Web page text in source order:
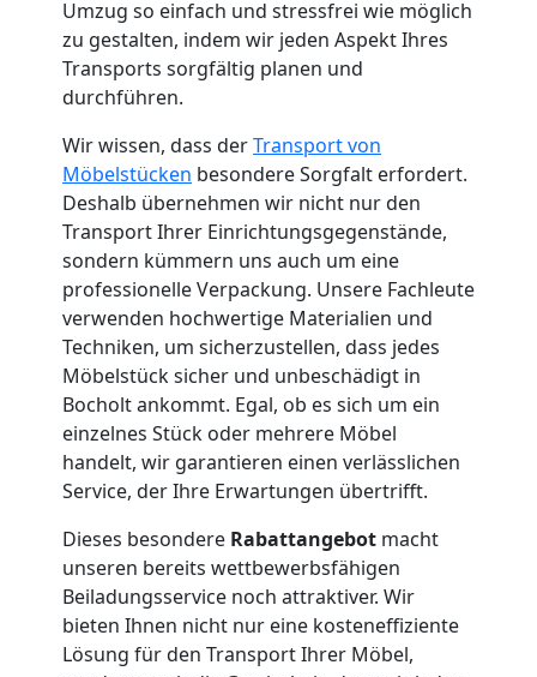
Umzug so einfach und stressfrei wie möglich
zu gestalten, indem wir jeden Aspekt Ihres
Transports sorgfältig planen und
durchführen.
Wir wissen, dass derTransport von
Möbelstücken besondere Sorgfalt erfordert.
Deshalb übernehmen wir nicht nur den
Transport Ihrer Einrichtungsgegenstände,
sondern kümmern uns auch um eine
professionelle Verpackung. Unsere Fachleute
verwenden hochwertige Materialien und
Techniken, um sicherzustellen, dass jedes
Möbelstück sicher und unbeschädigt in
Bocholt ankommt. Egal, ob es sich um ein
einzelnes Stück oder mehrere Möbel
handelt, wir garantieren einen verlässlichen
Service, der Ihre Erwartungen übertrifft.
Dieses besondere Rabattangebot macht
unseren bereits wettbewerbsfähigen
Beiladungsservice noch attraktiver. Wir
bieten Ihnen nicht nur eine kosteneffiziente
Lösung für den Transport Ihrer Möbel,
Feldkirch
Umzug
und
Lagerung
Feldkirch
Full-
Service-
Umzug
Feldkirch